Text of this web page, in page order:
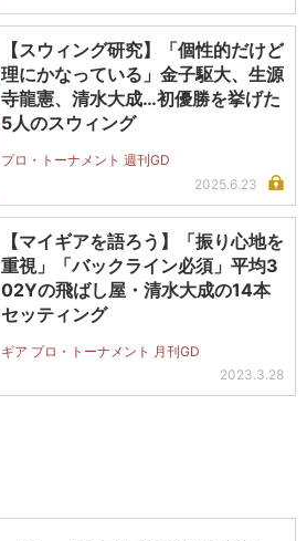
【スウィング研究】「個性的だけど
理にかなっている」金子駆大、生源
寺龍憲、清水大成…初優勝を挙げた
5人のスウィング
プロ・トーナメント 週刊GD
2025.6.23
【マイギアを語ろう】「振り心地を
重視」「バックライン必須」平均3
02Yの飛ばし屋・清水大成の14本
セッティング
ギア プロ・トーナメント 月刊GD
2023.3.28